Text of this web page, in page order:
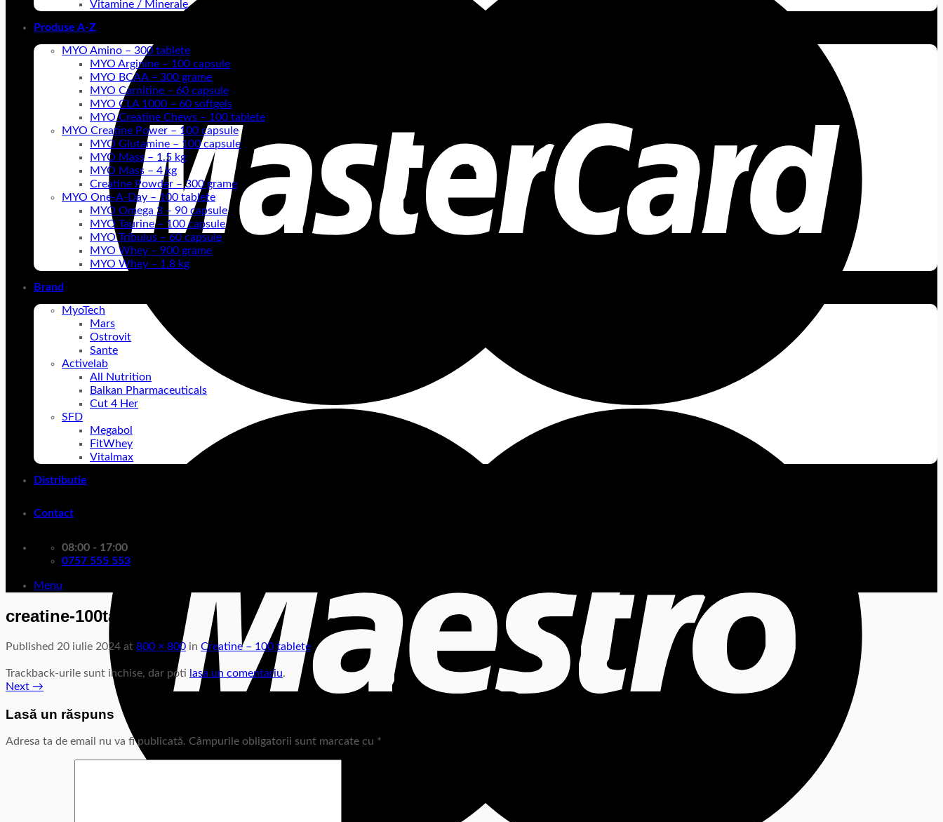
Vitamine / Minerale
Produse A-Z
MYO Amino – 300 tablete
MYO Arginine – 100 capsule
MYO BCAA – 300 grame
MYO Carnitine – 60 capsule
MYO CLA 1000 – 60 softgels
MYO Creatine Chews – 100 tablete
MYO Creatine Power – 100 capsule
MYO Glutamine – 100 capsule
MYO Mass – 1.5 kg
MYO Mass – 4 kg
Creatine Powder – 300 grame
MYO One-A-Day – 100 tablete
MYO Omega 3 – 90 capsule
MYO Taurine – 100 capsule
MYO Tribulus – 60 capsule
MYO Whey – 900 grame
MYO Whey – 1.8 kg
Brand
MyoTech
Mars
Ostrovit
Sante
Activelab
All Nutrition
Balkan Pharmaceuticals
Cut 4 Her
SFD
Megabol
FitWhey
Vitalmax
Distributie
Contact
08:00 - 17:00
0757 555 553
Menu
creatine-100tabs
Published 20 iulie 2024 at 800 × 800 in Creatine – 100 tablete
Trackback-urile sunt inchise, dar poti lasa un comentariu.
Next →
Lasă un răspuns
Adresa ta de email nu va fi publicată. Câmpurile obligatorii sunt marcate cu *